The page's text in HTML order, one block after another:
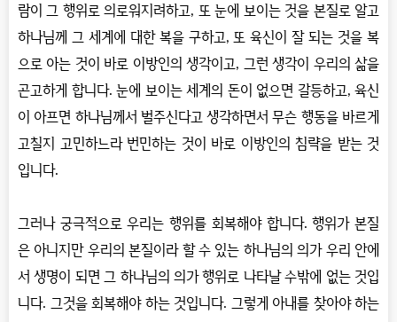
람이 그 행위로 의로워지려하고, 또 눈에 보이는 것을 본질로 알고
하나님께 그 세계에 대한 복을 구하고, 또 육신이 잘 되는 것을 복
으로 아는 것이 바로 이방인의 생각이고, 그런 생각이 우리의 삶을
곤고하게 합니다. 눈에 보이는 세계의 돈이 없으면 갈등하고, 육신
이 아프면 하나님께서 벌주신다고 생각하면서 무슨 행동을 바르게
고칠지 고민하느라 번민하는 것이 바로 이방인의 침략을 받는 것
입니다.
그러나 궁극적으로 우리는 행위를 회복해야 합니다. 행위가 본질
은 아니지만 우리의 본질이라 할 수 있는 하나님의 의가 우리 안에
서 생명이 되면 그 하나님의 의가 행위로 나타날 수밖에 없는 것입
니다. 그것을 회복해야 하는 것입니다. 그렇게 아내를 찾아야 하는